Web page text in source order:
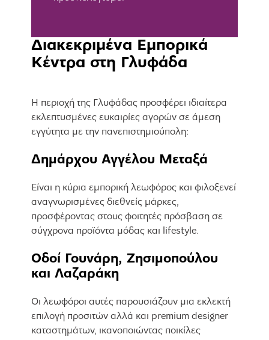
Διακεκριμένα Εμπορικά
Κέντρα στη Γλυφάδα
Η περιοχή της Γλυφάδας προσφέρει ιδιαίτερα
εκλεπτυσμένες ευκαιρίες αγορών σε άμεση
εγγύτητα με την πανεπιστημιούπολη:
Δημάρχου Αγγέλου Μεταξά
Είναι η κύρια εμπορική λεωφόρος και φιλοξενεί
αναγνωρισμένες διεθνείς μάρκες,
προσφέροντας στους φοιτητές πρόσβαση σε
σύγχρονα προϊόντα μόδας και lifestyle.
Οδοί Γουνάρη, Ζησιμοπούλου
και Λαζαράκη
Οι λεωφόροι αυτές παρουσιάζουν μια εκλεκτή
επιλογή προσιτών αλλά και premium designer
καταστημάτων, ικανοποιώντας ποικίλες